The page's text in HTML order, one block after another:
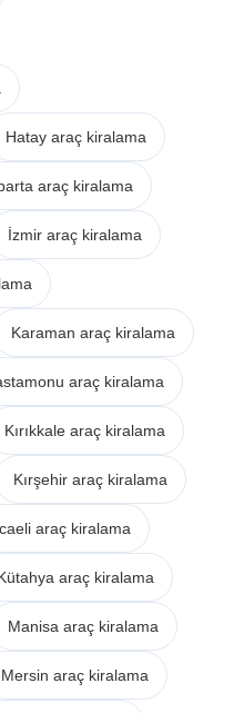
Hatay araç kiralama
araç kiralama
İzmir araç kiralama
Karaman araç kiralama
araç kiralama
Kırıkkale araç kiralama
Kırşehir araç kiralama
araç kiralama
araç kiralama
Manisa araç kiralama
Mersin araç kiralama